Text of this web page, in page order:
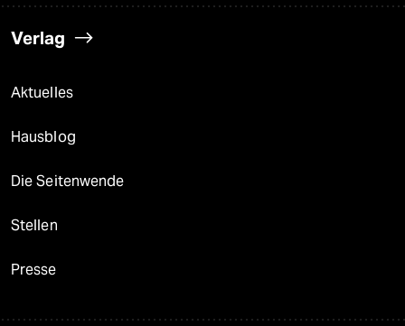
Verlag
Aktuelles
Hausblog
Die Seitenwende
Stellen
Presse